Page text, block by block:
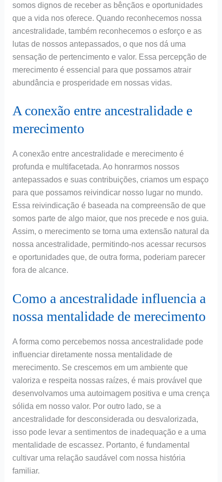
somos dignos de receber as bênçãos e oportunidades
que a vida nos oferece. Quando reconhecemos nossa
ancestralidade, também reconhecemos o esforço e as
lutas de nossos antepassados, o que nos dá uma
sensação de pertencimento e valor. Essa percepção de
merecimento é essencial para que possamos atrair
abundância e prosperidade em nossas vidas.
A conexão entre ancestralidade e
merecimento
A conexão entre ancestralidade e merecimento é
profunda e multifacetada. Ao honrarmos nossos
antepassados e suas contribuições, criamos um espaço
para que possamos reivindicar nosso lugar no mundo.
Essa reivindicação é baseada na compreensão de que
somos parte de algo maior, que nos precede e nos guia.
Assim, o merecimento se torna uma extensão natural da
nossa ancestralidade, permitindo-nos acessar recursos
e oportunidades que, de outra forma, poderiam parecer
fora de alcance.
Como a ancestralidade influencia a
nossa mentalidade de merecimento
A forma como percebemos nossa ancestralidade pode
influenciar diretamente nossa mentalidade de
merecimento. Se crescemos em um ambiente que
valoriza e respeita nossas raízes, é mais provável que
desenvolvamos uma autoimagem positiva e uma crença
sólida em nosso valor. Por outro lado, se a
ancestralidade for desconsiderada ou desvalorizada,
isso pode levar a sentimentos de inadequação e a uma
mentalidade de escassez. Portanto, é fundamental
cultivar uma relação saudável com nossa história
familiar.